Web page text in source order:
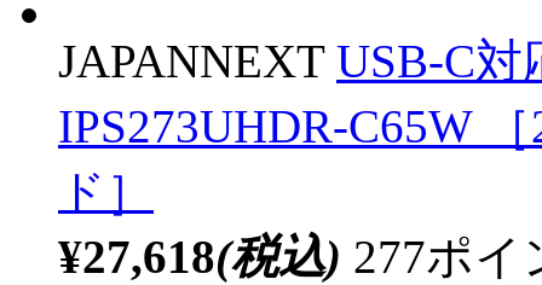
JAPANNEXT USB-C対
IPS273UHDR-C65W
ド］
¥27,618(税込) 277ポ